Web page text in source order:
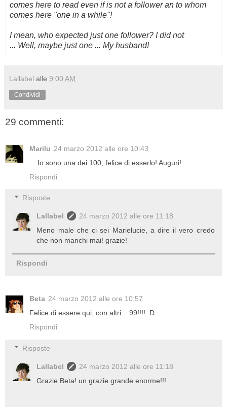
comes here to read even if is not a follower an to whom
comes here "one in a while"!
I mean, who expectedjust one follower? I did not
... Well, maybe just one ... Myhusband!
Lallabel alle 9:00 AM
Condividi
29 commenti:
Marilu 24 marzo 2012 alle ore 10:43
... Io sono una dei 100, felice di esserlo! Auguri!
Rispondi
Risposte
Lallabel
24 marzo 2012 alle ore 11:18
Meno male che ci sei Marielucie, a dire il vero credo
che non manchi mai! grazie!
Rispondi
Beta 24 marzo 2012 alle ore 10:57
Felice di essere qui, con altri... 99!!!! :D
Rispondi
Risposte
Lallabel
24 marzo 2012 alle ore 11:18
Grazie Beta! un grazie grande enorme!!!